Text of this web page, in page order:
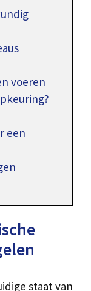
voeren
een
staat van